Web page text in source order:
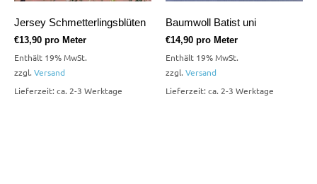
Jersey Schmetterlingsblüten
€13,90 pro Meter
Enthält 19% MwSt.
zzgl. Versand
Lieferzeit: ca. 2-3 Werktage
Baumwoll Batist uni
€14,90 pro Meter
Enthält 19% MwSt.
zzgl. Versand
Lieferzeit: ca. 2-3 Werktage